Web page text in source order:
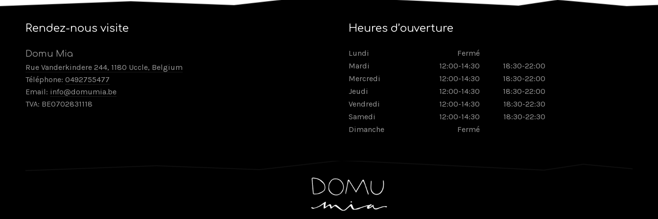
Rendez-nous visite
Domu Mia
Rue Vanderkindere 244, 1180 Uccle, Belgium
Téléphone: 0492755477
Email: info@domumia.be
TVA: BE0702831118
Heures d’ouverture
Lundi
Fermé
Mardi
12:00-14:30
18:30-22:00
Mercredi
12:00-14:30
18:30-22:00
Jeudi
12:00-14:30
18:30-22:00
Vendredi
12:00-14:30
18:30-22:30
Samedi
12:00-14:30
18:30-22:30
Dimanche
Fermé